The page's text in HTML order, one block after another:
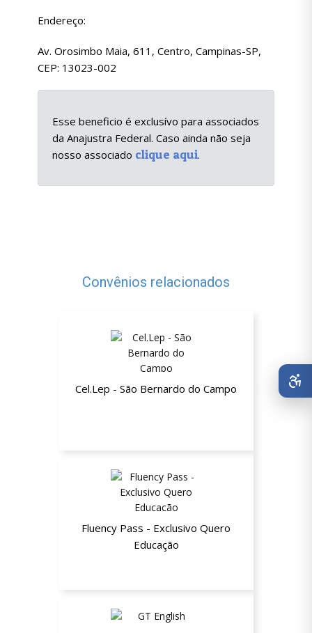
Endereço:
Av. Orosimbo Maia, 611, Centro, Campinas-SP,
CEP: 13023-002
Esse beneficio é exclusívo para associados
da Anajustra Federal. Caso ainda não seja
nosso associado clique aqui.
Convênios relacionados
Cel.Lep - São Bernardo do Campo
Fluency Pass - Exclusivo Quero
Educação